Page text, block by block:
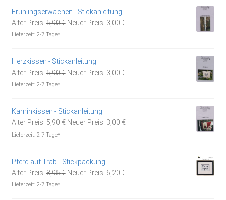
Frühlingserwachen - Stickanleitung
Alter Preis: 5,90€ Ursprünglicher
Neuer Preis: 3,00 €Aktueller
Lieferzeit: 2-7 Tage*
Herzkissen - Stickanleitung
Alter Preis: 5,90€ Ursprünglicher
Neuer Preis: 3,00 €Aktueller
Lieferzeit: 2-7 Tage*
Kaminkissen - Stickanleitung
Alter Preis: 5,90€ Ursprünglicher
Neuer Preis: 3,00 €Aktueller
Lieferzeit: 2-7 Tage*
Pferd auf Trab - Stickpackung
Alter Preis: 8,95€ Ursprünglicher
Neuer Preis: 6,20 €Aktueller
Lieferzeit: 2-7 Tage*